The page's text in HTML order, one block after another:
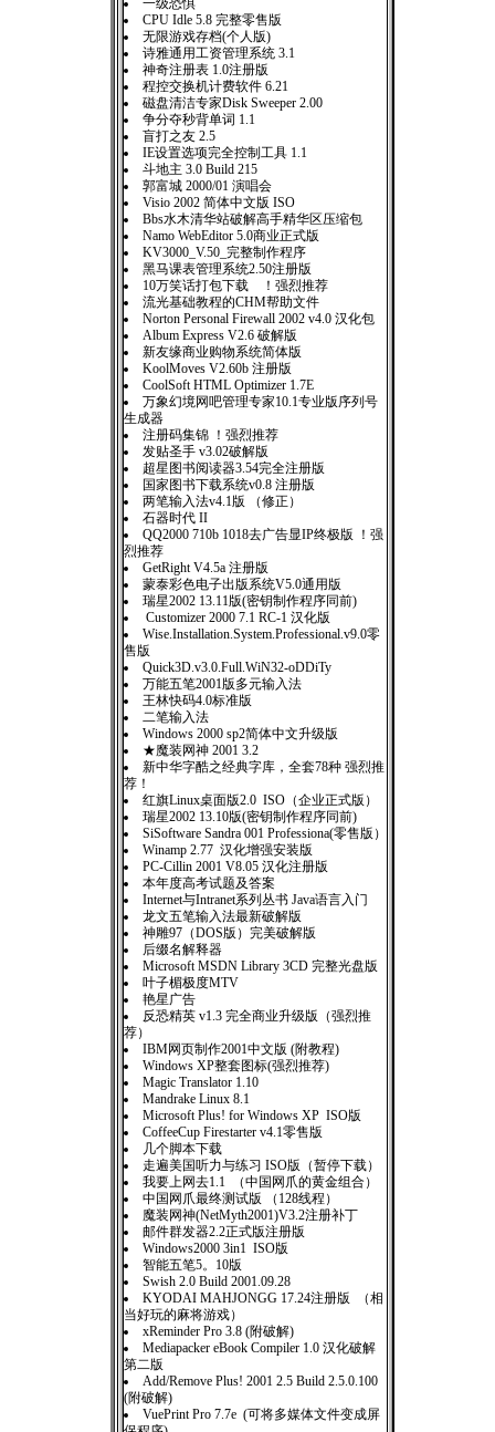
一级恐惧
CPU Idle 5.8 完整零售版
无限游戏存档(个人版)
诗雅通用工资管理系统 3.1
神奇注册表 1.0注册版
程控交换机计费软件 6.21
磁盘清洁专家Disk Sweeper 2.00
争分夺秒背单词 1.1
盲打之友 2.5
IE设置选项完全控制工具 1.1
斗地主 3.0 Build 215
郭富城 2000/01 演唱会
Visio 2002 简体中文版 ISO
Bbs水木清华站破解高手精华区压缩包
Namo WebEditor 5.0商业正式版
KV3000_V.50_完整制作程序
黑马课表管理系统2.50注册版
10万笑话打包下载 ！强烈推荐
流光基础教程的CHM帮助文件
Norton Personal Firewall 2002 v4.0 汉化包
Album Express V2.6 破解版
新友缘商业购物系统简体版
KoolMoves V2.60b 注册版
CoolSoft HTML Optimizer 1.7E
万象幻境网吧管理专家10.1专业版序列号
生成器
注册码集锦 ！强烈推荐
发贴圣手 v3.02破解版
超星图书阅读器3.54完全注册版
国家图书下载系统v0.8 注册版
两笔输入法v4.1版 （修正）
石器时代 II
QQ2000 710b 1018去广告显IP终极版 ！强
烈推荐
GetRight V4.5a 注册版
蒙泰彩色电子出版系统V5.0通用版
瑞星2002 13.11版(密钥制作程序同前)
Customizer 2000 7.1 RC-1 汉化版
Wise.Installation.System.Professional.v9.0零
售版
Quick3D.v3.0.Full.WiN32-oDDiTy
万能五笔2001版多元输入法
王林快码4.0标准版
二笔输入法
Windows 2000 sp2简体中文升级版
★魔装网神 2001 3.2
新中华字酷之经典字库，全套78种 强烈推
荐！
红旗Linux桌面版2.0 ISO（企业正式版）
瑞星2002 13.10版(密钥制作程序同前)
SiSoftware Sandra 001 Professiona(零售版）
Winamp 2.77 汉化增强安装版
PC-Cillin 2001 V8.05 汉化注册版
本年度高考试题及答案
Internet与Intranet系列丛书 Java语言入门
龙文五笔输入法最新破解版
神雕97（DOS版）完美破解版
后缀名解释器
Microsoft MSDN Library 3CD 完整光盘版
叶子楣极度MTV
艳星广告
反恐精英 v1.3 完全商业升级版（强烈推
荐）
IBM网页制作2001中文版 (附教程)
Windows XP整套图标(强烈推荐)
Magic Translator 1.10
Mandrake Linux 8.1
Microsoft Plus! for Windows XP ISO版
CoffeeCup Firestarter v4.1零售版
几个脚本下载
走遍美国听力与练习 ISO版（暂停下载）
我要上网去1.1 （中国网爪的黄金组合）
中国网爪最终测试版 （128线程）
魔装网神(NetMyth2001)V3.2注册补丁
邮件群发器2.2正式版注册版
Windows2000 3in1 ISO版
智能五笔5。10版
Swish 2.0 Build 2001.09.28
KYODAI MAHJONGG 17.24注册版 （相
当好玩的麻将游戏）
xReminder Pro 3.8 (附破解)
Mediapacker eBook Compiler 1.0 汉化破解
第二版
Add/Remove Plus! 2001 2.5 Build 2.5.0.100
(附破解)
VuePrint Pro 7.7e (可将多媒体文件变成屏